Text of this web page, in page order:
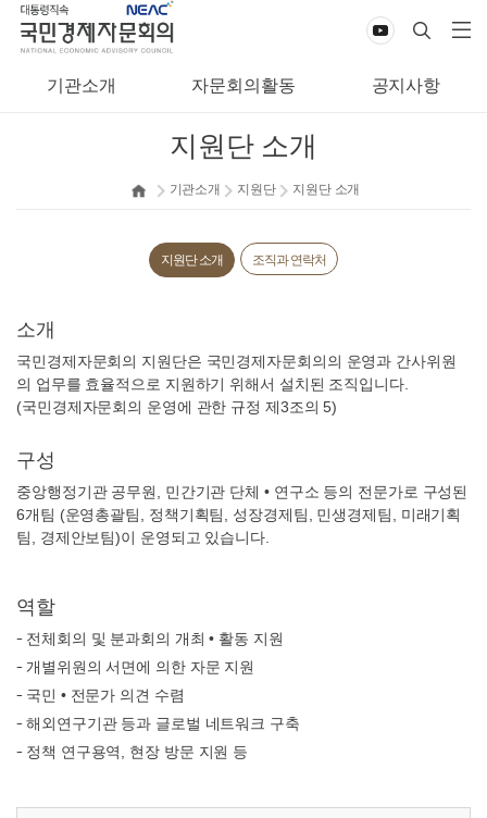
기관소개 자문회의활동 공지사항
지원단 소개
기관소개 지원단 지원단 소개
지원단 소개 조직과 연락처
소개
국민경제자문회의 지원단은 국민경제자문회의의 운영과 간사위원
의 업무를 효율적으로 지원하기 위해서 설치된 조직입니다.
(국민경제자문회의 운영에 관한 규정 제3조의 5)
구성
중앙행정기관 공무원, 민간기관 단체 • 연구소 등의 전문가로 구성된
6개팀 (운영총괄팀, 정책기획팀, 성장경제팀, 민생경제팀, 미래기획
팀, 경제안보팀)이 운영되고 있습니다.
역할
전체회의 및 분과회의 개최 • 활동 지원
개별위원의 서면에 의한 자문 지원
국민 • 전문가 의견 수렴
해외연구기관 등과 글로벌 네트워크 구축
정책 연구용역, 현장 방문 지원 등